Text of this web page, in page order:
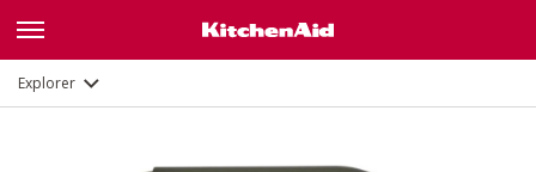
Explorer